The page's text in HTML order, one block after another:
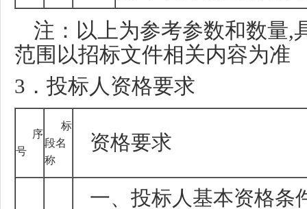
注：以上为参考参数和数量,
范围以招标文件相关内容为准
3 ．投标人资格要求
序
号
标
段名
称
资格要求
一、投标人基本资格条